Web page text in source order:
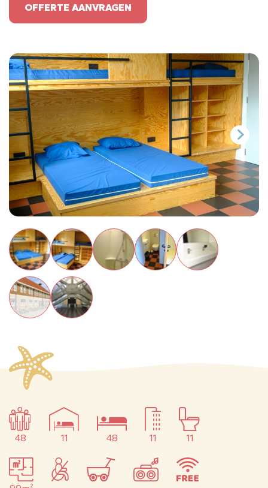
OFFERTE AANVRAGEN
48 11 48 11 11